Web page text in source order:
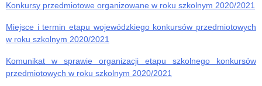
Konkursy przedmiotowe organizowane w roku szkolnym 2020/2021
Miejsce i termin etapu wojewódzkiego konkursów przedmiotowych
w roku szkolnym 2020/2021
Komunikat w sprawie organizacji etapu szkolnego konkursów
przedmiotowych w roku szkolnym 2020/2021
GIS
dla
organizatorów